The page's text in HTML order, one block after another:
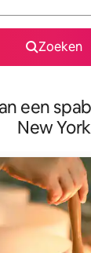
Zoeken
een
New York